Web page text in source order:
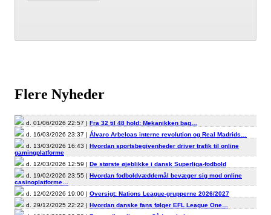
Flere Nyheder
d. 01/06/2026 22:57 | Fra 32 til 48 hold: Mekanikken bag…
d. 16/03/2026 23:37 | Álvaro Arbeloas interne revolution og Real Madrids…
d. 13/03/2026 16:43 | Hvordan sportsbegivenheder driver trafik til online
gamingplatforme
d. 12/03/2026 12:59 | De største øjeblikke i dansk Superliga-fodbold
d. 19/02/2026 23:55 | Hvordan fodboldvæddemål bevæger sig mod online
casinoplatforme…
d. 12/02/2026 19:00 | Oversigt: Nations League-grupperne 2026/2027
d. 29/12/2025 22:22 | Hvordan danske fans følger EFL League One…